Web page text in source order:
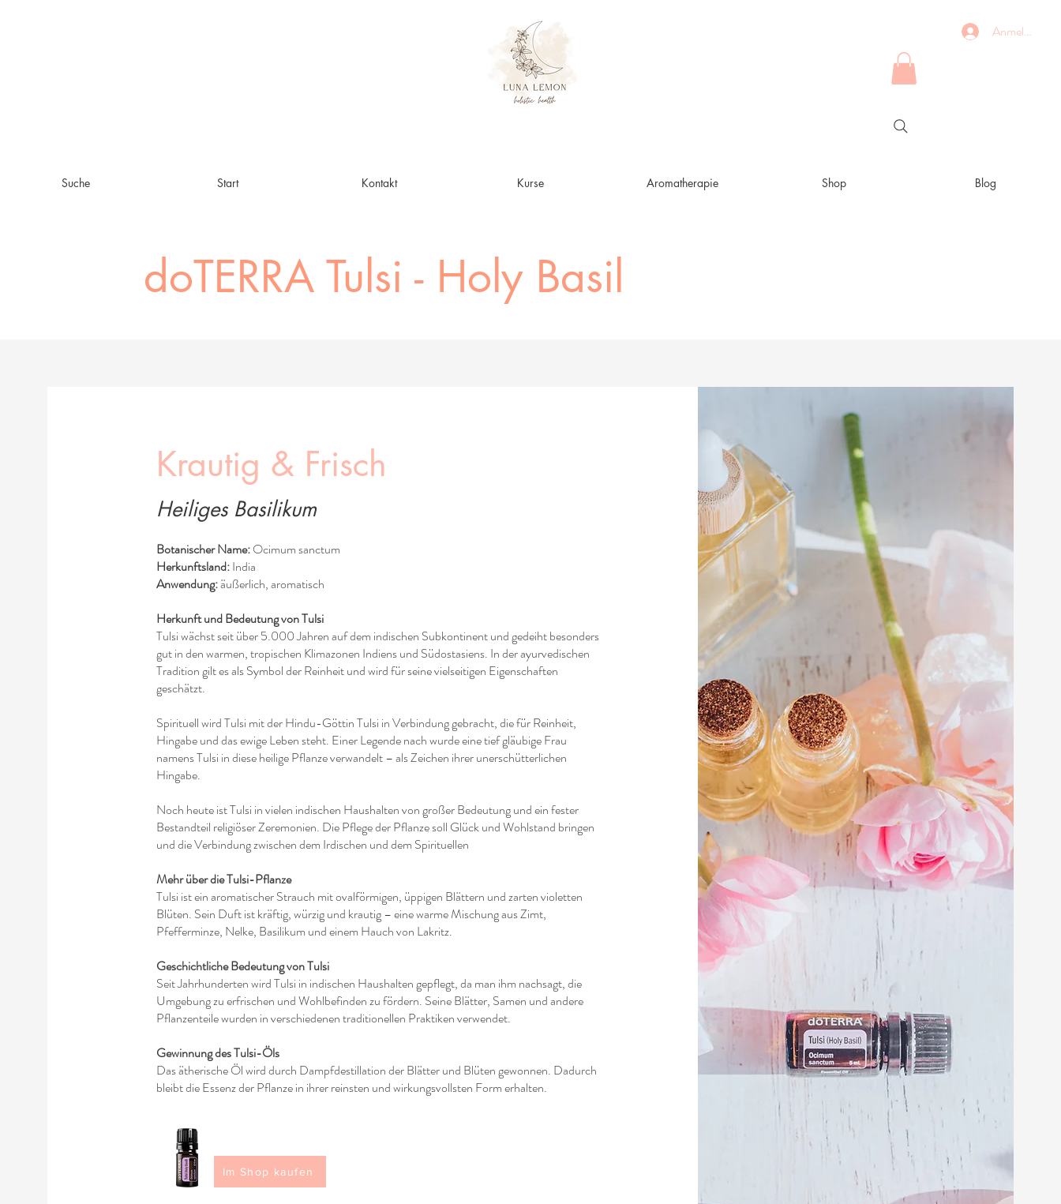
Anmelden
Suche Start Kontakt Kurse Aromatherapie Shop Blog
doTERRA Tulsi - Holy Basil
Krautig & Frisch
Heiliges Basilikum
Botanischer Name:Ocimum sanctum
Herkunftsland:India
Anwendung:äußerlich, aromatisch
Herkunft und Bedeutung von Tulsi
Tulsi wächst seit über 5.000 Jahren auf dem indischen Subkontinent und gedeiht besonders
gut in den warmen, tropischen Klimazonen Indiens und Südostasiens. In der ayurvedischen
Tradition gilt es als Symbol der Reinheit und wird für seine vielseitigen Eigenschaften
geschätzt.
Spirituell wird Tulsi mit der Hindu-Göttin Tulsi in Verbindung gebracht, die für Reinheit,
Hingabe und das ewige Leben steht. Einer Legende nach wurde eine tief gläubige Frau
namens Tulsi in diese heilige Pflanze verwandelt – als Zeichen ihrer unerschütterlichen
Hingabe.
Noch heute ist Tulsi in vielen indischen Haushalten von großer Bedeutung und ein fester
Bestandteil religiöser Zeremonien. Die Pflege der Pflanze soll Glück und Wohlstand bringen
und die Verbindung zwischen dem Irdischen und dem Spirituellen
Mehr über die Tulsi-Pflanze
Tulsi ist ein aromatischer Strauch mit ovalförmigen, üppigen Blättern und zarten violetten
Blüten. Sein Duft ist kräftig, würzig und krautig – eine warme Mischung aus Zimt,
Pfefferminze, Nelke, Basilikum und einem Hauch von Lakritz.
Geschichtliche Bedeutung von Tulsi
Seit Jahrhunderten wird Tulsi in indischen Haushalten gepflegt, da man ihm nachsagt, die
Umgebung zu erfrischen und Wohlbefinden zu fördern. Seine Blätter, Samen und andere
Pflanzenteile wurden in verschiedenen traditionellen Praktiken verwendet.
Gewinnung des Tulsi-Öls
Das ätherische Öl wird durch Dampfdestillation der Blätter und Blüten gewonnen. Dadurch
bleibt die Essenz der Pflanze in ihrer reinsten und wirkungsvollsten Form erhalten.
Im Shop kaufen